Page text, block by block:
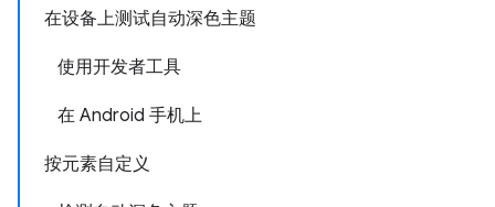
在设备上测试自动深色主题
使用开发者工具
在 Android 手机上
按元素自定义